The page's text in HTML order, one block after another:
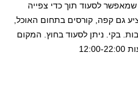
מסעדת גורמה במרינה של Drøbak שמאפשר לסעוד תוך כדי צפייה
גם קפה, קורסים בתחום האוכל,
בקי. ניתן לסעוד בחוץ. המקום